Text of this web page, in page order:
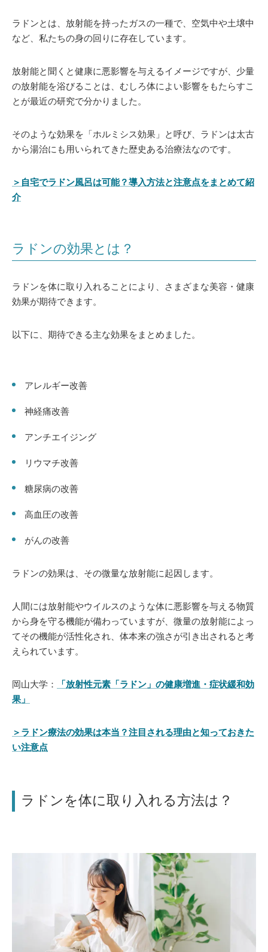
ラドンとは、放射能を持ったガスの一種で、空気中や土壌中
など、私たちの身の回りに存在しています。
放射能と聞くと健康に悪影響を与えるイメージですが、少量
の放射能を浴びることは、むしろ体によい影響をもたらすこ
とが最近の研究で分かりました。
そのような効果を「ホルミシス効果」と呼び、ラドンは太古
から湯治にも用いられてきた歴史ある治療法なのです。
＞自宅でラドン風呂は可能？導入方法と注意点をまとめて紹
介
ラドンの効果とは？
ラドンを体に取り入れることにより、さまざまな美容・健康
効果が期待できます。
以下に、期待できる主な効果をまとめました。
アレルギー改善
神経痛改善
アンチエイジング
リウマチ改善
糖尿病の改善
高血圧の改善
がんの改善
ラドンの効果は、その微量な放射能に起因します。
人間には放射能やウイルスのような体に悪影響を与える物質
から身を守る機能が備わっていますが、微量の放射能によっ
てその機能が活性化され、体本来の強さが引き出されると考
えられています。
岡山大学：
「放射性元素「ラドン」の健康増進・症状緩和効
果」
＞ラドン療法の効果は本当？注目される理由と知っておきた
い注意点
ラドンを体に取り入れる方法は？